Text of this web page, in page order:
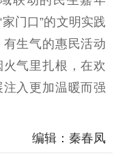
门口”的文明实践
生气的惠民活动
气里扎根，在欢
入更加温暖而强
编辑：秦春凤